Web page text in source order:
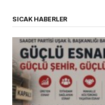
SICAK HABERLER